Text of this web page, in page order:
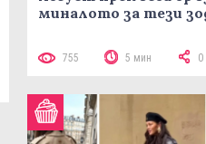
миналото за тези
755 5 мин 0